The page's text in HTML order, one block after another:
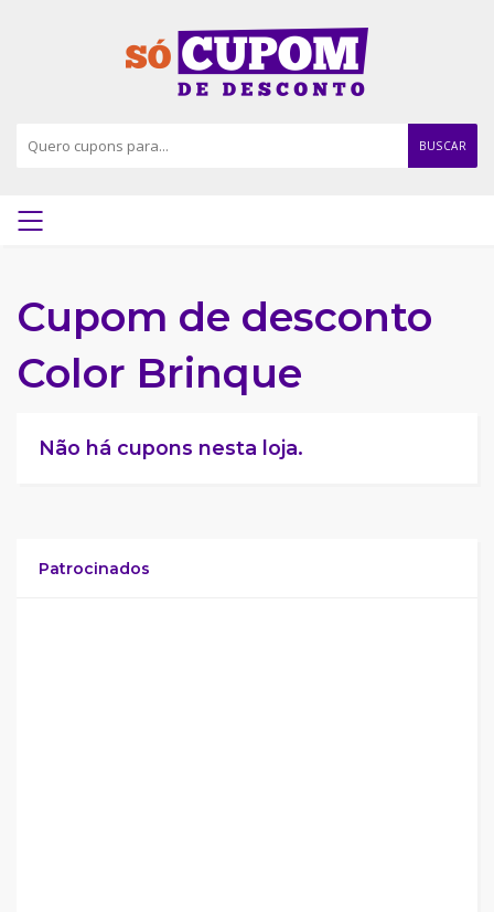
BUSCAR
Cupom de desconto
Color Brinque
Não há cupons nesta loja.
Patrocinados